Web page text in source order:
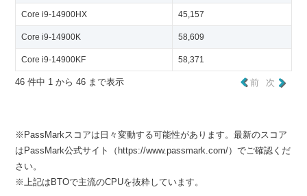
Core i9-14900HX 45,157
Core i9-14900K 58,609
Core i9-14900KF 58,371
46 件中 1 から 46 まで表示 前 次
※PassMarkスコアは日々変動する可能性があります。最新のスコア
はPassMark公式サイト（https://www.passmark.com/）でご確認くだ
さい。
※上記はBTOで主流のCPUを抜粋しています。